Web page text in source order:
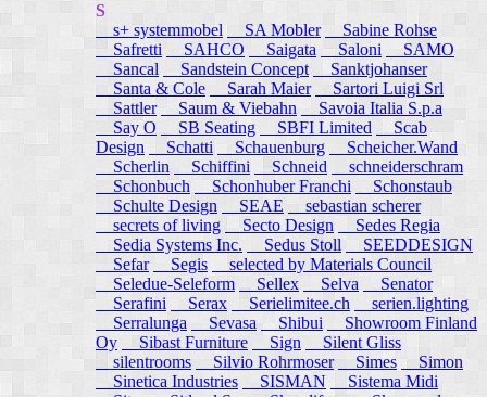
S
s+ systemmobel
SA Mobler
Sabine Rohse
Safretti
SAHCO Saigata Saloni
SAMO
Sancal
Sandstein Concept
Sanktjohanser
Santa & Cole
Sarah Maier
Sartori Luigi Srl
Sattler
Saum & Viebahn
Savoia Italia S.p.a
Say O
SB Seating SBFI Limited
Scab
Design
Schatti Schauenburg
Scheicher.Wand
Scherlin
Schiffini Schneid
schneiderschram
Schonbuch
Schonhuber Franchi
Schonstaub
Schulte Design
SEAE
sebastian scherer
secrets of living
Secto Design
Sedes Regia
Sedia Systems Inc.
Sedus Stoll
SEEDDESIGN
Sefar
Segis
selected by Materials Council
Seledue-Seleform
Sellex Selva
Senator
Serafini
Serax Serielimitee.ch
serien.lighting
Serralunga
Sevasa Shibui
Showroom Finland
Oy
Sibast Furniture Sign
Silent Gliss
silentrooms
Silvio Rohrmoser Simes Simon
Sinetica Industries
SISMAN
Sistema Midi